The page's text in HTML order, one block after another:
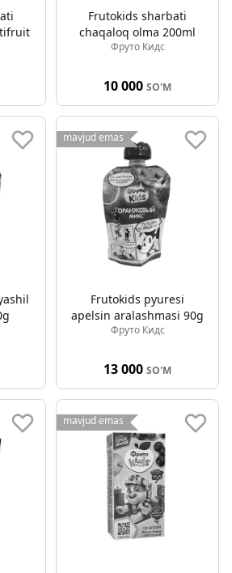
Frutokids sharbati
chaqaloq olma 200ml
Фруто Кидс
10 000 SO'M
mavjud emas
Frutokids pyuresi
apelsin aralashmasi 90g
Фруто Кидс
13 000 SO'M
mavjud emas